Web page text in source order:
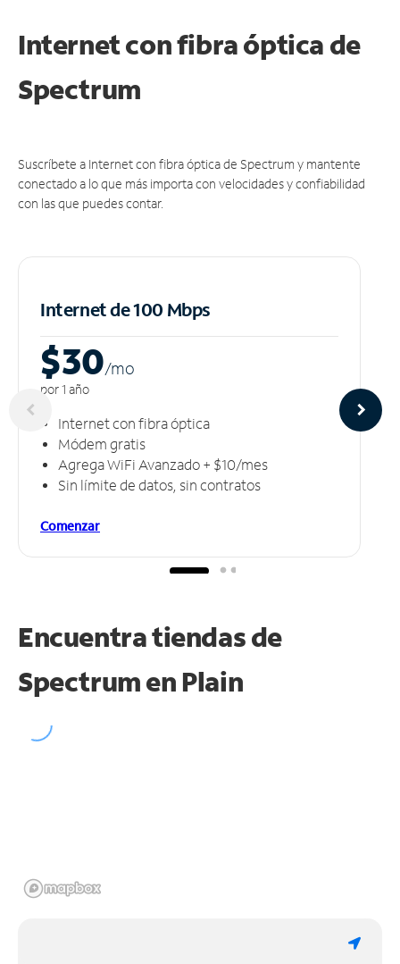
Internet con fibra óptica de
Spectrum
Suscríbete a Internet con fibra óptica de Spectrum y mantente
conectado a lo que más importa con velocidades y confiabilidad
con las que puedes contar.
Internet de 100 Mbps
$30/mo
por 1 año
Internet con fibra óptica
Módem gratis
Agrega WiFi Avanzado + $10/mes
Sin límite de datos, sin contratos
Comenzar
Encuentra tiendas de
Spectrum en Plain